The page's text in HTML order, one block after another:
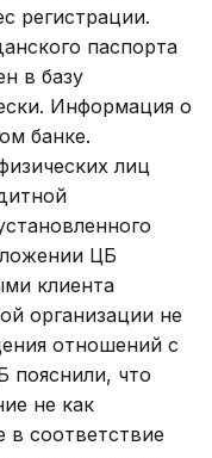
регистрации.
паспорта
в базу
Информация о
банке.
лиц
ЦБ
клиента
организации не
отношений с
пояснили, что
не как
в соответствие